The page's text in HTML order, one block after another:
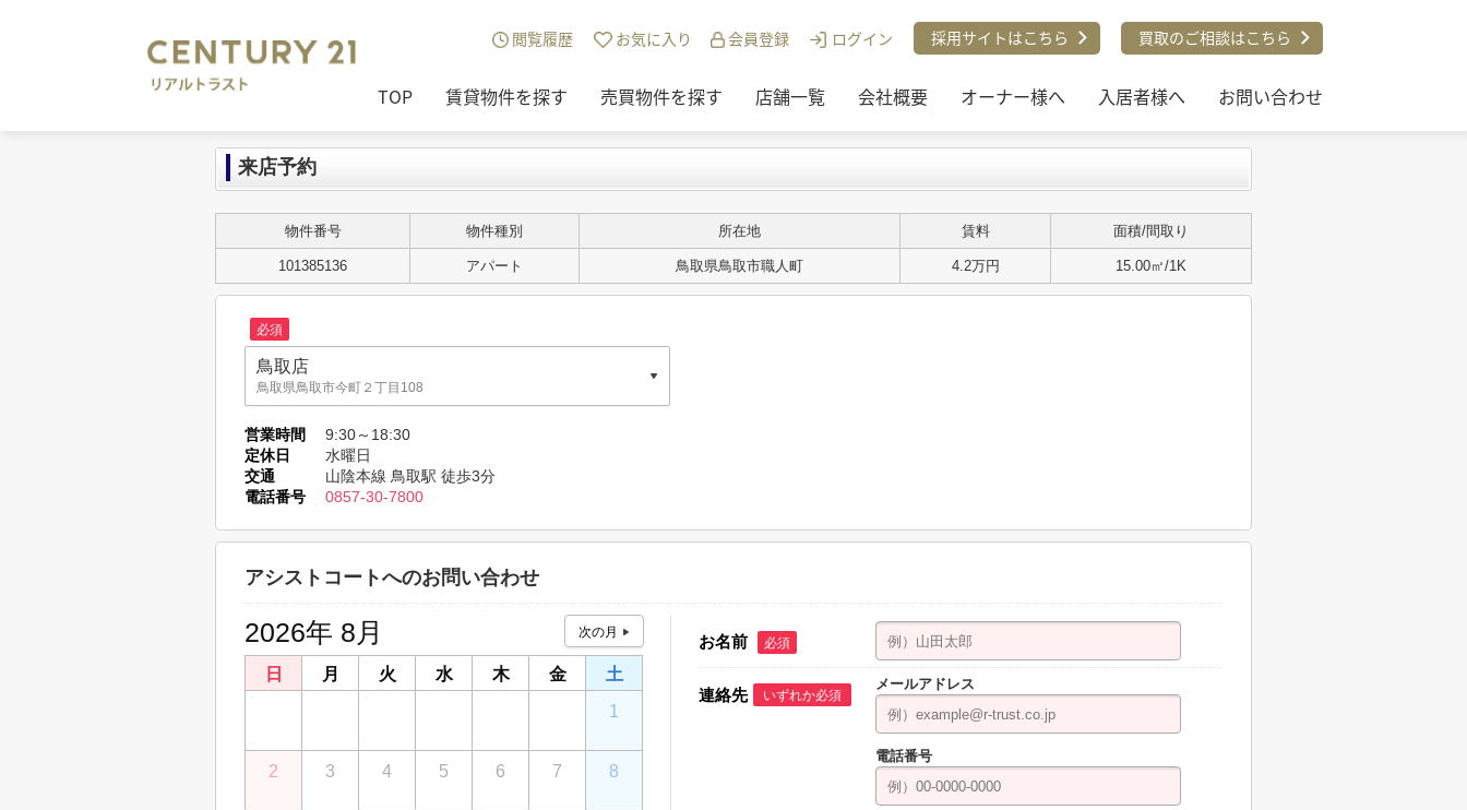
閲覧履歴 お気に入り 会員登録 ログイン 採用サイトはこちら 買取のご相談はこちら
TOP 賃貸物件を探す 売買物件を探す 店舗一覧 会社概要 オーナー様へ 入居者様へ お問い合わせ
来店予約
物件番号 物件種別 所在地 賃料 面積/間取り
101385136 アパート 鳥取県鳥取市職人町 4.2万円 15.00㎡/1K
必須
鳥取店
鳥取県鳥取市今町２丁目108
株式会社リアルトラスト
兵庫県姫路市南畝町23-1
明石大久保店
兵庫県明石市大久保町駅前２丁目6-1 サンエスビル 1F
鳥取店
山陰米子店
鳥取県米子市久米町175
山陰松江店
島根県松江市朝日町466-8
営業時間
9:30～18:30
定休日
水曜日
交通
山陰本線 鳥取駅 徒歩3分
電話番号
0857-30-7800
アシストコートへのお問い合わせ
2026年 8月
日 月 火 水 木 金
土
1
2 3 4 5 6 7 8
お名前 必須
連絡先 いずれか必須
メールアドレス
電話番号